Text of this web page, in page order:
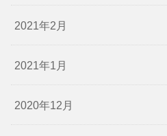
2021年2月
2021年1月
2020年12月